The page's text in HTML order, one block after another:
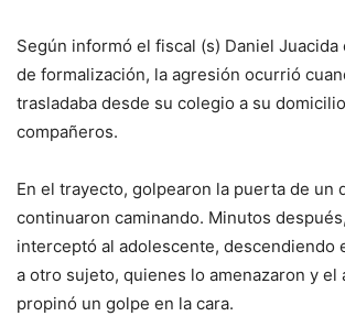
Según informó el fiscal (s) Daniel Juacida
de formalización, la agresión ocurrió
trasladaba desde su colegio a su
compañeros.
En el trayecto, golpearon la puerta de un
continuaron caminando. Minutos
interceptó al adolescente, descendiendo
a otro sujeto, quienes lo amenazaron y el
propinó un golpe en la cara.